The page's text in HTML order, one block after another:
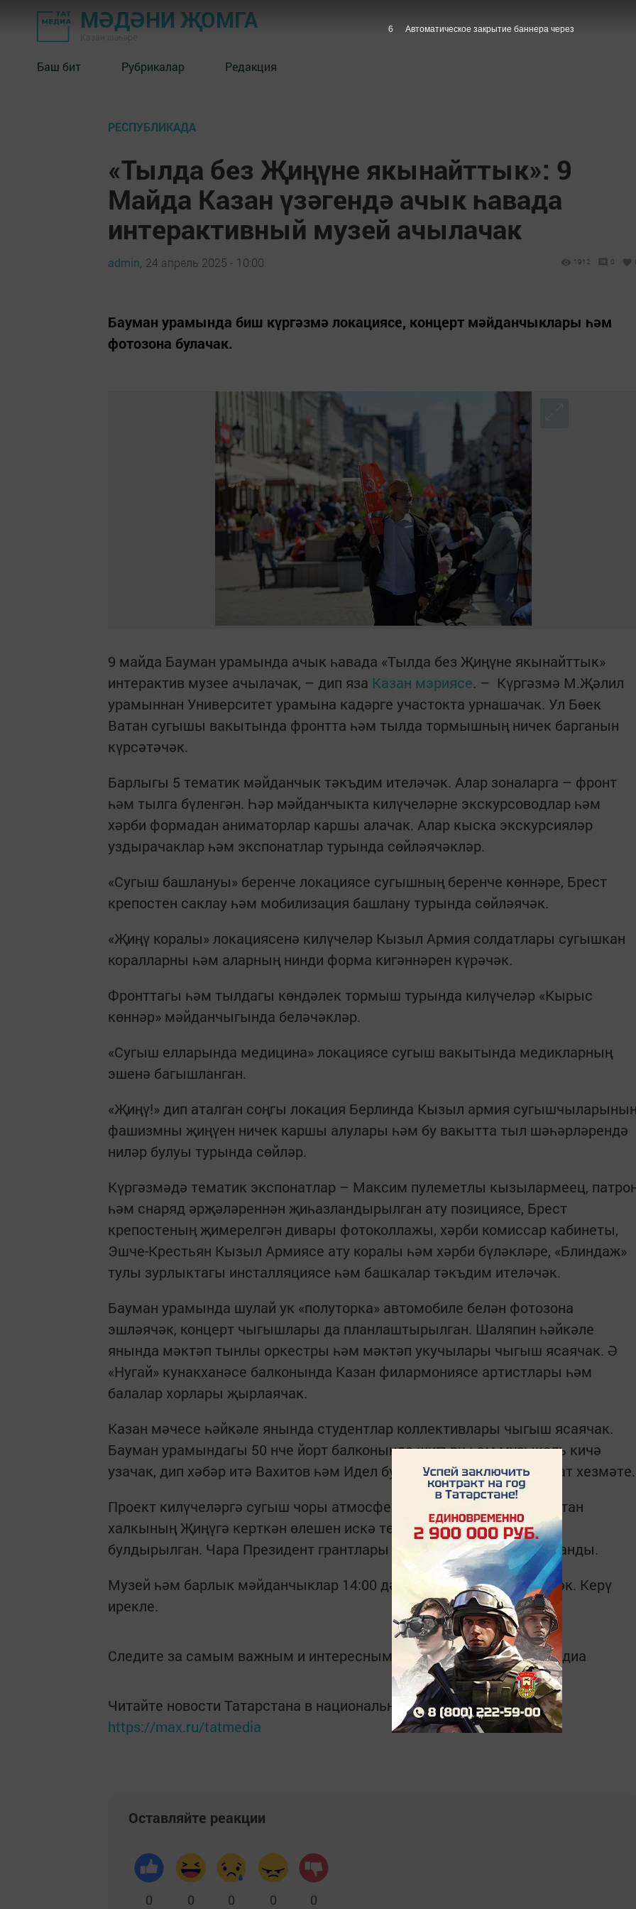
МӘДӘНИ ҖОМГА
Баш бит Рубрикалар Редакция
РЕСПУБЛИКАДА
«Тылда без Җиңүне якынайттык»: 9
Майда Казан үзәгендә ачык һавада
интерактивный музей ачылачак
admin, 24 апрель 2025 - 10:00 1912 0
Бауман урамында биш күргәзмә локациясе, концерт мәйданчыклары һәм
фотозона булачак.
9 майда Бауман урамында ачык һавада «Тылда без Җиңүне якынайттык»
интерактив музее ачылачак, – дип яза Казан мэриясе. – Күргәзмә М.Җәлил
урамыннан Университет урамына кадәрге участокта урнашачак. Ул Бөек
Ватан сугышы вакытында фронтта һәм тылда тормышның ничек барганын
күрсәтәчәк.
Барлыгы 5 тематик мәйданчык тәкъдим ителәчәк. Алар зоналарга – фронт
һәм тылга бүленгән. Һәр мәйданчыкта килүчеләрне экскурсоводлар һәм
хәрби формадан аниматорлар каршы алачак. Алар кыска экскурсияләр
уздырачаклар һәм экспонатлар турында сөйләячәкләр.
«Сугыш башлануы» беренче локациясе сугышның беренче көннәре, Брест
крепостен саклау һәм мобилизация башлану турында сөйләячәк.
«Җиңү коралы» локациясенә килүчеләр Кызыл Армия солдатлары сугышкан
коралларны һәм аларның нинди форма кигәннәрен күрәчәк.
Фронттагы һәм тылдагы көндәлек тормыш турында килүчеләр «Кырыс
көннәр» мәйданчыгында беләчәкләр.
«Сугыш елларында медицина» локациясе сугыш вакытында медикларның
эшенә багышланган.
«Җиңү!» дип аталган соңгы локация Берлинда Кызыл армия
фашизмны җиңүен ничек каршы алулары һәм бу вакытта тыл шәһәрләрендә
ниләр булуы турында сөйләр.
Күргәзмәдә тематик экспонатлар – Максим пулеметлы кызылармеец,
һәм снаряд әрҗәләреннән җиһазландырылган ату позициясе, Брест
крепостеның җимерелгән дивары фотоколлажы, хәрби комиссар кабинеты,
Эшче-Крестьян Кызыл Армиясе ату коралы һәм хәрби бүләкләре, «Блиндаж»
тулы зурлыктагы инсталляциясе һәм башкалар тәкъдим ителәчәк.
Бауман урамында шулай ук «полуторка» автомобиле белән фотозона
эшләячәк, концерт чыгышлары да планлаштырылган. Шаляпин һәйкәле
янында мәктәп тынлы оркестры һәм мәктәп укучылары чыгыш ясаячак. Ә
«Нугай» кунакханәсе балконында Казан филармониясе артистлары һәм
балалар хорлары җырлаячак.
Казан мәчесе һәйкәле янында студентлар коллективлары чыгыш ясаячак.
Бауман урамындагы 50 нче йорт балконында шигъри һәм музыкаль кичә
узачак, дип хәбәр итә Вахитов һәм Идел буе районнарының матбугат хезмәте.
Проект килүчеләргә сугыш чоры атмосферасын тоярга һәм Татарстан
халкының Җиңүгә керткән өлешен искә төшерергә ярдәм итү өчен
булдырылган. Чара Президент грантлары фонды тарафыннан хупланды.
Музей һәм барлык мәйданчыклар 14:00 дән 18:00 гә кадәр эшләячәк. Керү
ирекле.
Следите за самым важным и интересным в Telegram-каналеТатмедиа
Читайте новости Татарстана в национальном мессенджере MАХ:
https://max.ru/tatmedia
Оставляйте реакции
0 0 0 0 0
5 Автоматическое закрытие баннера через